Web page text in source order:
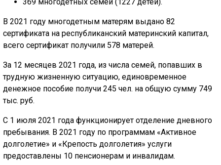
В 2021 году многодетным матерям выдано 82
сертификата на республиканский материнский капитал,
всего сертификат получили 578 матерей.
За 12 месяцев 2021 года, из числа семей, попавших в
трудную жизненную ситуацию, единовременное
денежное пособие получи 245 чел. на общую сумму 749
тыс. руб.
С 1 июля 2021 года функционирует отделение дневного
пребывания. В 2021 году по программам «Активное
долголетие» и «Крепость долголетия» услуги
предоставлены 10 пенсионерам и инвалидам.